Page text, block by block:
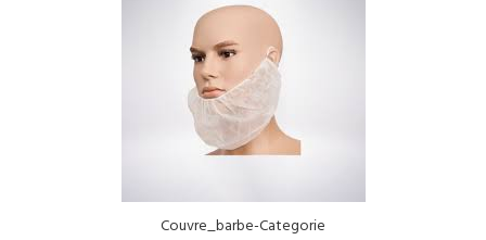
QUI SOMMES-NOUS
Couvre_barbe-Categorie